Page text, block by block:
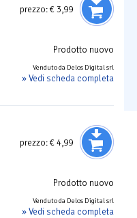
prezzo:€ 3,99
Prodotto nuovo
Venduto da Delos Digital srl
» Vedi scheda completa
prezzo:€ 4,99
Prodotto nuovo
Venduto da Delos Digital srl
» Vedi scheda completa